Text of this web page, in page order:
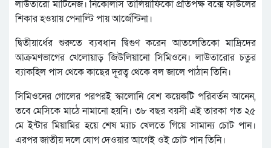
লাউতারো মার্টিনেজ। নিকোলাস তালিয়াফিকো প্রতিপক্ষ বক্সে ফাউলের
শিকার হওয়ায় পেনাল্টি পায় আর্জেন্টিনা।
দ্বিতীয়ার্ধের শুরুতে ব্যবধান দ্বিগুণ করেন আতলেতিকো মাদ্রিদের
আক্রমণভাগের খেলোয়াড় জিউলিয়ানো সিমিওনে। লাউতারোর চতুর
ব্যাকহিল পাস থেকে কাছের দূরত্ব থেকে বল জালে পাঠান তিনি।
সিমিওনের গোলের পরপরই স্কালোনি বেশ কয়েকটি পরিবর্তন আনেন,
তবে মেসিকে মাঠে নামানো হয়নি। ৩৮ বছর বয়সী এই তারকা গত ২৫
মে ইন্টার মিয়ামির হয়ে শেষ ম্যাচ খেলতে গিয়ে সামান্য চোট পান।
এরপর জাতীয় দলে যোগ দেওয়ার আগেই ওই চোট পান তিনি।